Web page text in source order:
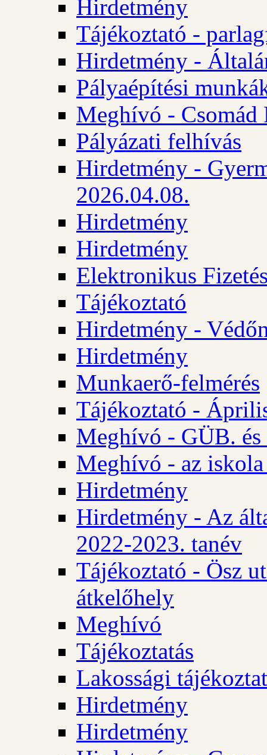
Hirdetmény
Tájékoztató -
Hirdetmény -
Pályaépítési
Meghívó - Csomád
Pályázati felhívás
Hirdetmény -
2026.04.08.
Hirdetmény
Hirdetmény
Elektronikus
Tájékoztató
Hirdetmény -
Hirdetmény
Munkaerő-felmérés
Tájékoztató -
Meghívó - GÜB.
Meghívó - az iskola
Hirdetmény
Hirdetmény - Az
2022-2023. tanév
Tájékoztató - Ösz
átkelőhely
Meghívó
Tájékoztatás
Lakossági
Hirdetmény
Hirdetmény